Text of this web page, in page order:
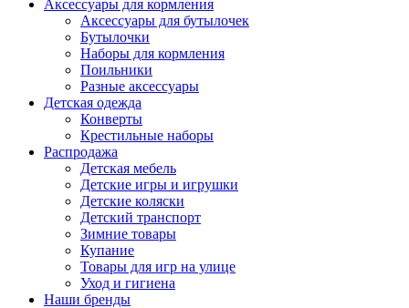
Аксессуары для кормления
Аксессуары для бутылочек
Бутылочки
Наборы для кормления
Поильники
Разные аксессуары
Детская одежда
Конверты
Крестильные наборы
Распродажа
Детская мебель
Детские игры и игрушки
Детские коляски
Детский транспорт
Зимние товары
Купание
Товары для игр на улице
Уход и гигиена
Наши бренды